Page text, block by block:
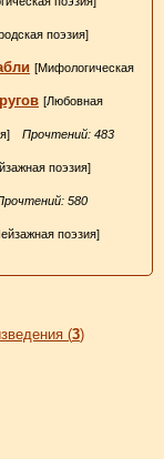
поэзия]
[Мифологическая
[Любовная
Прочтений: 483
поэзия]
580
поэзия]
(3)